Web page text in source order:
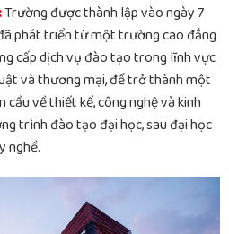
Trường được thành lập vào ngày 7
phát triển từ một trường cao đẳng
cấp dịch vụ đào tạo trong lĩnh vực
và thương mại, để trở thành một
về thiết kế, công nghệ và kinh
trình đào tạo đại học, sau đại học
nghề.